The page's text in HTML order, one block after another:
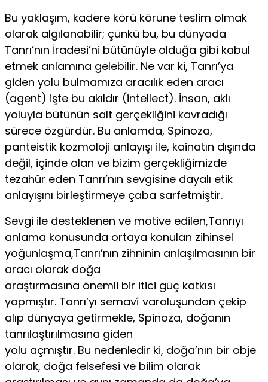
Bu yaklaşım, kadere körü körüne teslim olmak
olarak algılanabilir; çünkü bu, bu dünyada
Tanrı’nın İradesi’ni bütünüyle olduğa gibi kabul
etmek anlamına gelebilir. Ne var ki, Tanrı’ya
giden yolu bulmamıza aracılık eden aracı
(agent) işte bu akıldır (intellect). İnsan, aklı
yoluyla bütünün salt gerçekliğini kavradığı
sürece özgürdür. Bu anlamda, Spinoza,
panteistik kozmoloji anlayışı ile, kainatın dışında
değil, içinde olan ve bizim gerçekliğimizde
tezahür eden Tanrı’nın sevgisine dayalı etik
anlayışını birleştirmeye çaba sarfetmiştir.
Sevgi ile desteklenen ve motive edilen,Tanrıyı
anlama konusunda ortaya konulan zihinsel
yoğunlaşma,Tanrı’nın zihninin anlaşılmasının bir
aracı olarak doğa
araştırmasına önemli bir itici güç katkısı
yapmıştır. Tanrı’yı semavî varoluşundan çekip
alıp dünyaya getirmekle, Spinoza, doğanın
tanrılaştırılmasına giden
yolu açmıştır. Bu nedenledir ki, doğa’nın bir obje
olarak, doğa felsefesi ve bilim olarak